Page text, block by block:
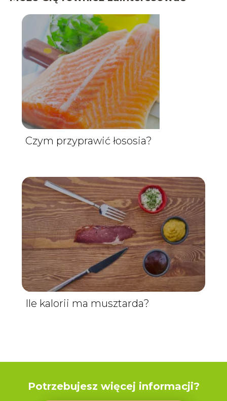
Czym przyprawić łososia?
Ile kalorii ma musztarda?
Potrzebujesz więcej informacji?